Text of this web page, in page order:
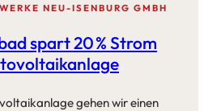
NEU-ISENBURG GMBH
spart 20 % Strom
gehen wir einen